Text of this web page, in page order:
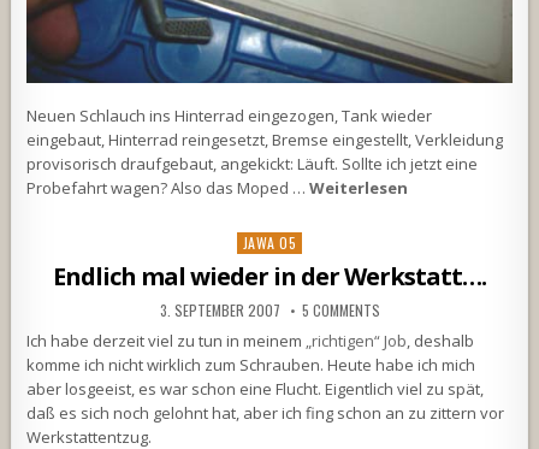
Neuen Schlauch ins Hinterrad eingezogen, Tank wieder
eingebaut, Hinterrad reingesetzt, Bremse eingestellt, Verkleidung
provisorisch draufgebaut, angekickt: Läuft. Sollte ich jetzt eine
Probefahrt wagen? Also das Moped …Weiterlesen
Posted
in
JAWA 05
Endlich mal wieder in der Werkstatt….
3. SEPTEMBER 2007 5 COMMENTS
Ich habe derzeit viel zu tun in meinem „richtigen“ Job, deshalb
komme ich nicht wirklich zum Schrauben. Heute habe ich mich
aber losgeeist, es war schon eine Flucht. Eigentlich viel zu spät,
daß es sich noch gelohnt hat, aber ich fing schon an zu zittern vor
Werkstattentzug.